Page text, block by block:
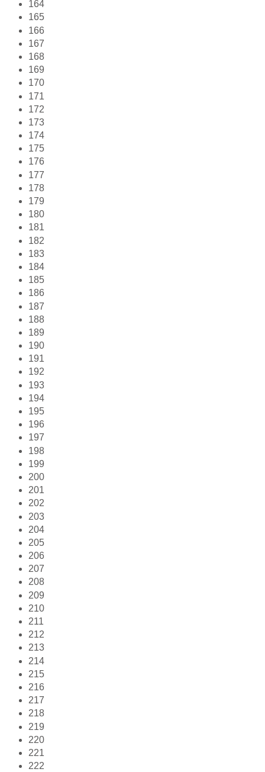
164
165
166
167
168
169
170
171
172
173
174
175
176
177
178
179
180
181
182
183
184
185
186
187
188
189
190
191
192
193
194
195
196
197
198
199
200
201
202
203
204
205
206
207
208
209
210
211
212
213
214
215
216
217
218
219
220
221
222